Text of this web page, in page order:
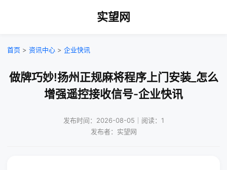
实望网
首页 > 资讯中心 > 企业快讯
做牌巧妙!扬州正规麻将程序上门安装_怎么
增强遥控接收信号-企业快讯
发布时间：2026-08-05｜阅读：1
发布者：实望网